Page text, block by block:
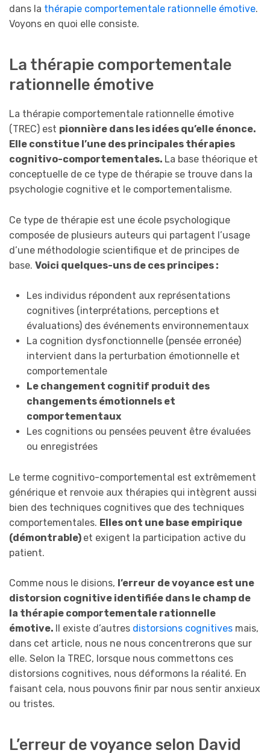
dans la thérapie comportementale rationnelle émotive.
Voyons en quoi elle consiste.
La thérapie comportementale
rationnelle émotive
La thérapie comportementale rationnelle émotive
(TREC) est pionnière dans les idées qu’elle énonce.
Elle constitue l’une des principales thérapies
cognitivo-comportementales. La base théorique et
conceptuelle de ce type de thérapie se trouve dans la
psychologie cognitive et le comportementalisme.
Ce type de thérapie est une école psychologique
composée de plusieurs auteurs qui partagent l’usage
d’une méthodologie scientifique et de principes de
base. Voici quelques-uns de ces principes :
Les individus répondent aux représentations
cognitives (interprétations, perceptions et
évaluations) des événements environnementaux
La cognition dysfonctionnelle (pensée erronée)
intervient dans la perturbation émotionnelle et
comportementale
Le changement cognitif produit des
changements émotionnels et
comportementaux
Les cognitions ou pensées peuvent être évaluées
ou enregistrées
Le terme cognitivo-comportemental est extrêmement
générique et renvoie aux thérapies qui intègrent aussi
bien des techniques cognitives que des techniques
comportementales. Elles ont une base empirique
(démontrable) et exigent la participation active du
patient.
Comme nous le disions, l’erreur de voyance est une
distorsion cognitive identifiée dans le champ de
la thérapie comportementale rationnelle
émotive.
Il existe d’autres distorsions cognitives mais,
dans cet article, nous ne nous concentrerons que sur
elle. Selon la TREC, lorsque nous commettons ces
distorsions cognitives, nous déformons la réalité. En
faisant cela, nous pouvons finir par nous sentir anxieux
ou tristes.
L’erreur de voyance selon David